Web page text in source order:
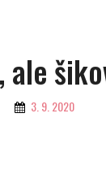
ale
By 3. 9. 2020